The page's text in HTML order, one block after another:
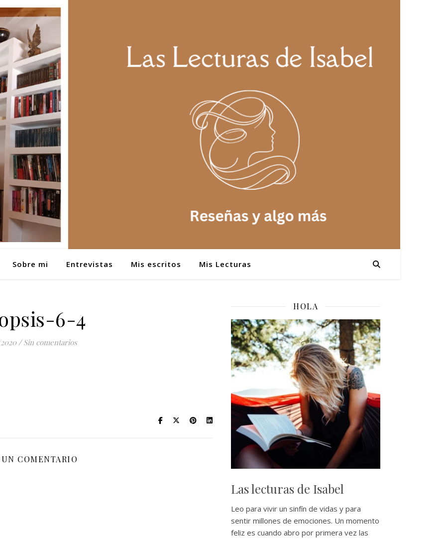
Sobre mi Entrevistas Mis escritos Mis Lecturas
6-4
/ Sin comentarios
UN COMENTARIO
HOLA
Las lecturas de Isabel
Leo para vivir un sinfín de vidas y para
sentir millones de emociones. Un momento
feliz es cuando abro por primera vez las